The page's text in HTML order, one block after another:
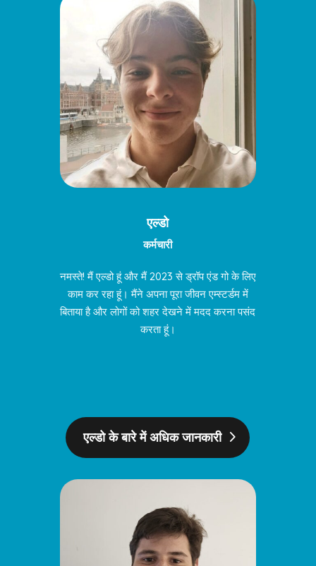
एल्डो
कर्मचारी
नमस्ते! मैं एल्डो हूं और मैं 2023 से ड्रॉप एंड गो के लिए
काम कर रहा हूं। मैंने अपना पूरा जीवन एम्स्टर्डम में
बिताया है और लोगों को शहर देखने में मदद करना पसंद
करता हूं।
एल्डो के बारे में अधिक जानकारी